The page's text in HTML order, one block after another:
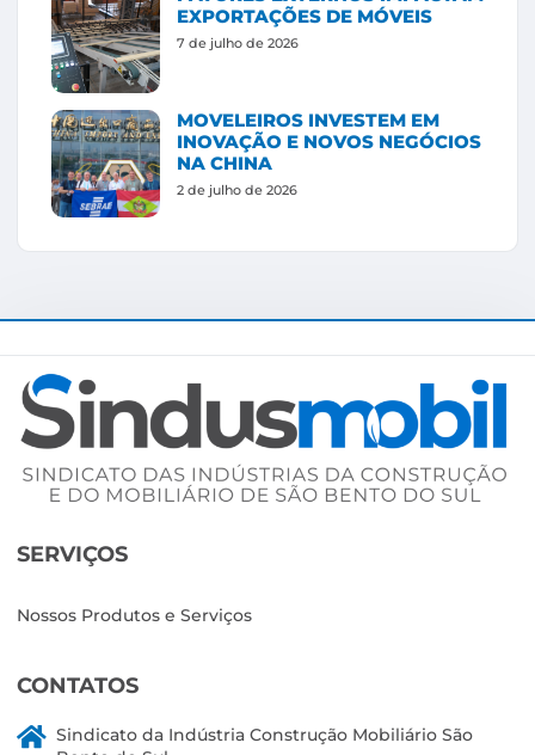
EXPORTAÇÕES DE MÓVEIS
7 de julho de 2026
MOVELEIROS INVESTEM EM
INOVAÇÃO E NOVOS NEGÓCIOS
NA CHINA
2 de julho de 2026
SERVIÇOS
Nossos Produtos e Serviços
CONTATOS
Sindicato da Indústria Construção Mobiliário São